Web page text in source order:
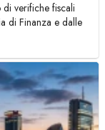
di verifiche fiscali
di Finanza e dalle